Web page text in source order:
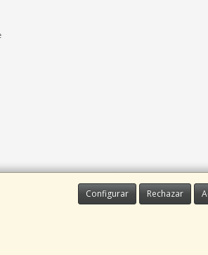
Configurar Rechazar